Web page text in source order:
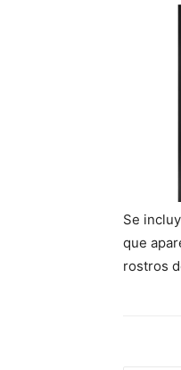
Se
que
rostros